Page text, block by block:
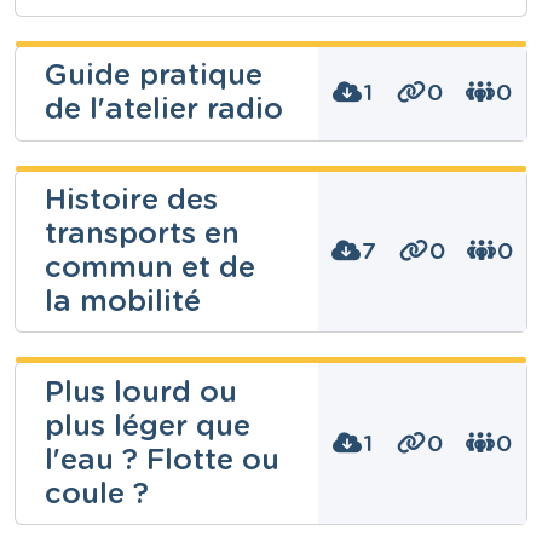
Guide pratique
de l'atelier radio
1 0 0
Gilles Déom
Niveau
Secondaire
Cours
Education aux médias
Année
Tags
émissions, éphémérides, média, micro, micro-
trottoir, montage, montages, parodies, présentateur,
Presse, radio, reportage, reportages
Histoire des
transports en
commun et de
la mobilité
7 0 0
dominique
borcy
Niveau
Fondamental
Cours
Eveil historique
Plus lourd ou
plus léger que
l'eau ? Flotte ou
coule ?
1 0 0